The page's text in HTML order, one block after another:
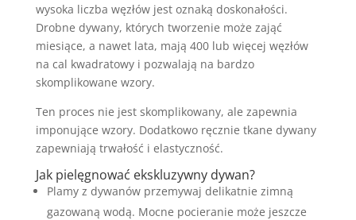
wysoka liczba węzłów jest oznaką doskonałości.
Drobne dywany, których tworzenie może zająć
miesiące, a nawet lata, mają 400 lub więcej węzłów
na cal kwadratowy i pozwalają na bardzo
skomplikowane wzory.
Ten proces nie jest skomplikowany, ale zapewnia
imponujące wzory. Dodatkowo ręcznie tkane dywany
zapewniają trwałość i elastyczność.
Jak pielęgnować ekskluzywny dywan?
Plamy z dywanów przemywaj delikatnie zimną
gazowaną wodą. Mocne pocieranie może jeszcze